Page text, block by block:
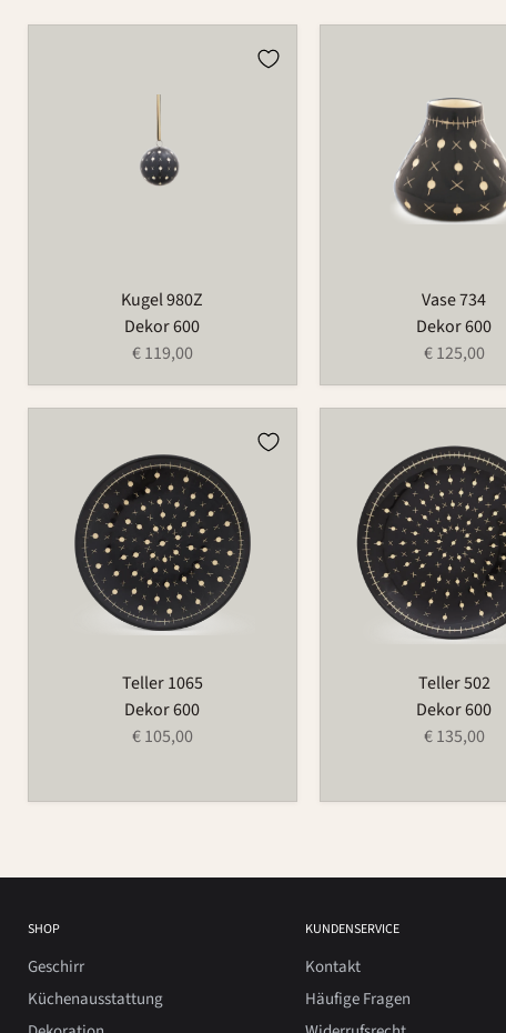
Kugel 980Z
Dekor 600
€ 119,00
Vase 734
Dekor 600
€ 125,00
Teller 1065
Dekor 600
€ 105,00
Teller 502
Dekor 600
€ 135,00
SHOP
Geschirr
Küchenausstattung
KUNDENSERVICE
Kontakt
Häufige Fragen